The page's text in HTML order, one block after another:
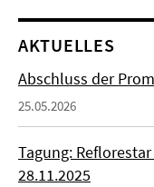
AKTUELLES
Abschluss der
25.05.2026
Tagung:
28.11.2025